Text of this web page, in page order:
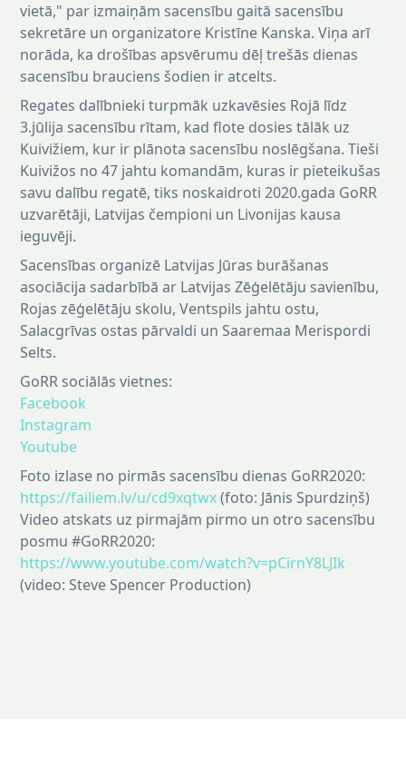
vietā," par izmaiņām sacensību gaitā sacensību
sekretāre un organizatore Kristīne Kanska. Viņa arī
norāda, ka drošības apsvērumu dēļ trešās dienas
sacensību brauciens šodien ir atcelts.
Regates dalībnieki turpmāk uzkavēsies Rojā līdz
3.jūlija sacensību rītam, kad flote dosies tālāk uz
Kuivižiem, kur ir plānota sacensību noslēgšana. Tieši
Kuivižos no 47 jahtu komandām, kuras ir pieteikušas
savu dalību regatē, tiks noskaidroti 2020.gada GoRR
uzvarētāji, Latvijas čempioni un Livonijas kausa
ieguvēji.
Sacensības organizē Latvijas Jūras burāšanas
asociācija sadarbībā ar Latvijas Zēģelētāju savienību,
Rojas zēģelētāju skolu, Ventspils jahtu ostu,
Salacgrīvas ostas pārvaldi un Saaremaa Merispordi
Selts.
GoRR sociālās vietnes:
Facebook
Instagram
Youtube
Foto izlase no pirmās sacensību dienas GoRR2020:
https://failiem.lv/u/cd9xqtwx(foto: Jānis Spurdziņš)
Video atskats uz pirmajām pirmo un otro sacensību
posmu #GoRR2020:
https://www.youtube.com/watch?v=pCirnY8LJIk
(video: Steve Spencer Production)